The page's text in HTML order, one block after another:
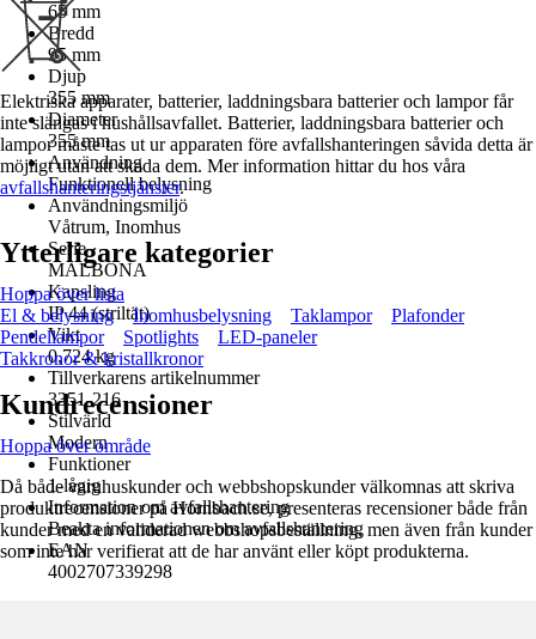
65 mm
Bredd
95 mm
Djup
355 mm
Diameter
355 mm
Användning
Funktionell belysning
Användningsmiljö
Våtrum, Inomhus
Serie
MALBONA
Kapsling
IP 44 (striltät)
Vikt
0,724 kg
Tillverkarens artikelnummer
3351-216
Stilvärld
Modern
Funktioner
1-lågig
Information om avfallshantering
Beakta informationen om avfallshantering
EAN
4002707339298
Elektriska apparater, batterier, laddningsbara batterier och lampor får
inte slängas i hushållsavfallet. Batterier, laddningsbara batterier och
lampor måste tas ut ur apparaten före avfallshanteringen såvida detta är
möjligt utan att skada dem. Mer information hittar du hos våra
avfallshanteringstjänster.
Ytterligare kategorier
Hoppa över lista
El & belysning
Inomhusbelysning Taklampor
Plafonder
Pendellampor
Spotlights
LED-paneler
Takkronor & kristallkronor
Kundrecensioner
Hoppa över område
Då både varuhuskunder och webbshopskunder välkomnas att skriva
produktrecensioner på Hornbach.se, presenteras recensioner både från
kunder med en validerad webbshopsbeställning, men även från kunder
som inte har verifierat att de har använt eller köpt produkterna.